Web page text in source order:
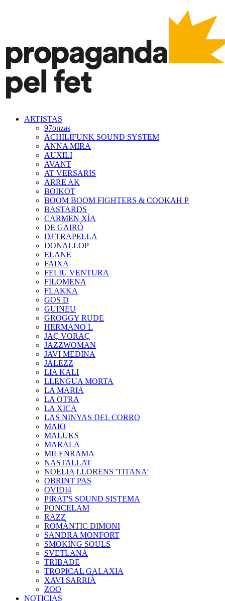
ARTISTAS
97onzas
ACHILIFUNK SOUND SYSTEM
ANNA MIRA
AUXILI
AVANT
AT VERSARIS
ARRE AK
BOIKOT
BOOM BOOM FIGHTERS & COOKAH P
BASTARDS
CARMEN XÍA
DE GAIRÓ
DJ TRAPELLA
DONALLOP
ELANE
FAIXA
FELIU VENTURA
FILOMENA
FLAKKA
GOS D
GUINEU
GROGGY RUDE
HERMANO L
JAÇ VORAÇ
JAZZWOMAN
JAVI MEDINA
JALEZZ
LIA KALI
LLENGUA MORTA
LA MARIA
LA OTRA
LA XICA
LAS NINYAS DEL CORRO
MAIO
MALUKS
MARALA
MILENRAMA
NASTALLAT
NOELIA LLORENS 'TITANA'
OBRINT PAS
OVIDI4
PIRAT'S SOUND SISTEMA
PONCELAM
RAZZ
ROMÀNTIC DIMONI
SANDRA MONFORT
SMOKING SOULS
SVETLANA
TRIBADE
TROPICAL GALAXIA
XAVI SARRIÀ
ZOO
NOTICIAS